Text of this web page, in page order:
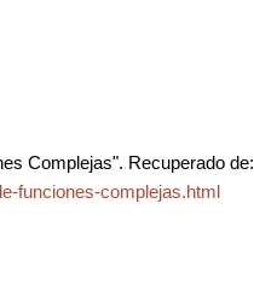
Complejas". Recuperado de:
funciones-complejas.html